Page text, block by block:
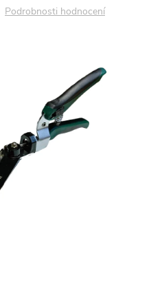
Podrobnosti hodnocení